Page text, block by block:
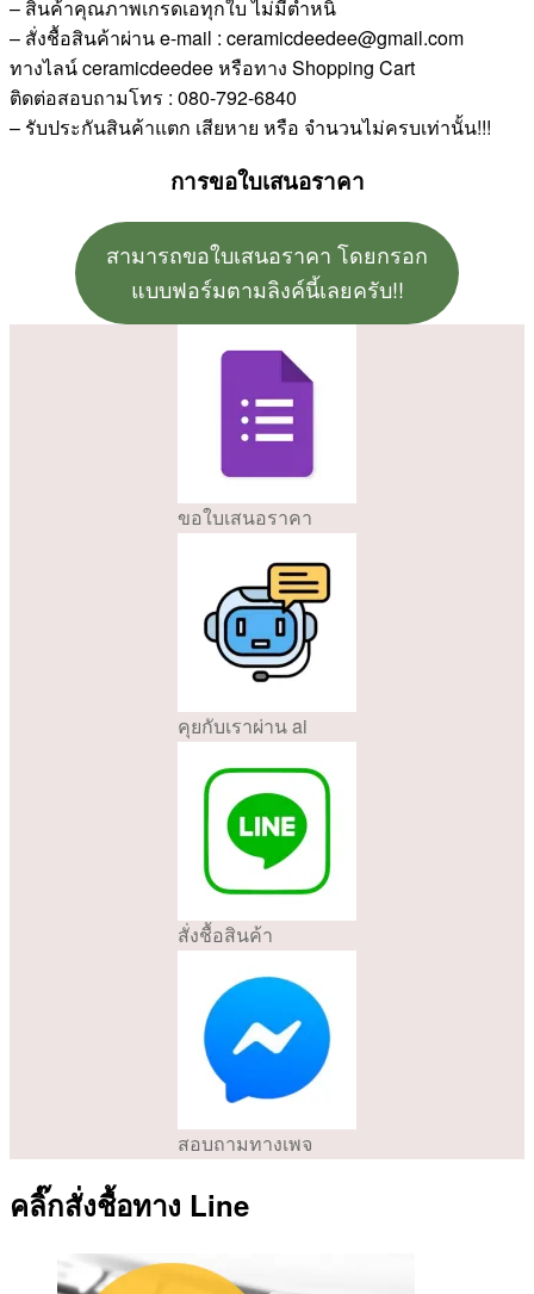
– สินค้าคุณภาพเกรดเอทุกใบ ไม่มีตำหนิ
– สั่งชื้อสินค้าผ่าน e-mail : ceramicdeedee@gmail.com
ทางไลน์ ceramicdeedee หรือทาง Shopping Cart
ติดต่อสอบถามโทร : 080-792-6840
– รับประกันสินค้าแตก เสียหาย หรือ จำนวนไม่ครบเท่านั้น!!!
การขอใบเสนอราคา
สามารถขอใบเสนอราคา โดยกรอก
แบบฟอร์มตามลิงค์นี้เลยครับ!!
ขอใบเสนอราคา
คุยกับเราผ่าน ai
สั่งชื้อสินค้า
สอบถามทางเพจ
คลิ๊กสั่งชื้อทาง Line